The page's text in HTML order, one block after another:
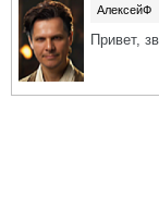
АлексейФ
Привет,